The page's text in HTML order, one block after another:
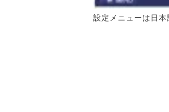
設定メニューは日本